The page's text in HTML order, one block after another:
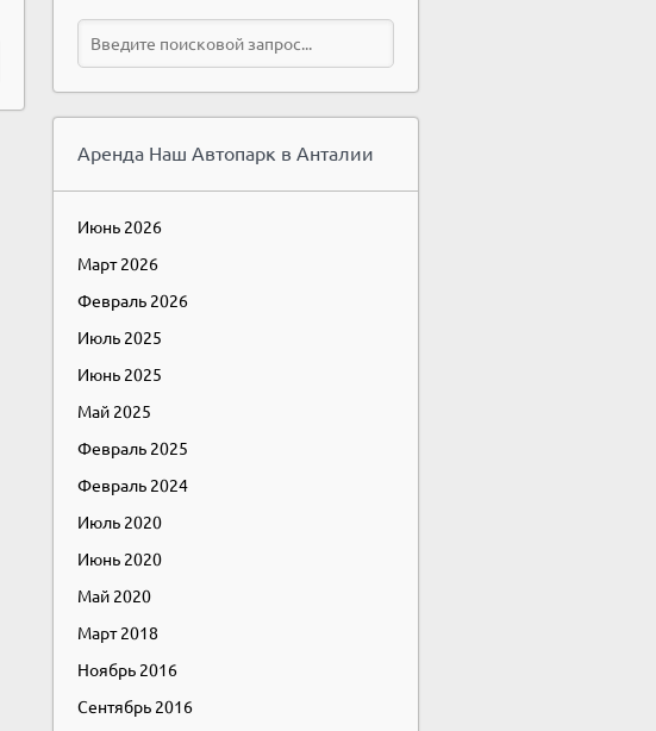
Аренда Наш Автопарк в Анталии
Июнь 2026
Март 2026
Февраль 2026
Июль 2025
Июнь 2025
Май 2025
Февраль 2025
Февраль 2024
Июль 2020
Июнь 2020
Май 2020
Март 2018
Ноябрь 2016
Сентябрь 2016